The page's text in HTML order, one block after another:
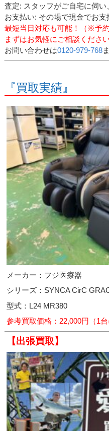
査定: スタッフがご自宅に伺い
お支払い: その場で現金でお支
最短当日対応も可能！（※予約
まずはお気軽にご相談ください
お問い合わせは0120-979-768
『買取実績』
メーカー：フジ医療器
シリーズ：SYNCA CirC
型式：L24 MR380
参考買取価格：22,000円（1台
【出張買取】